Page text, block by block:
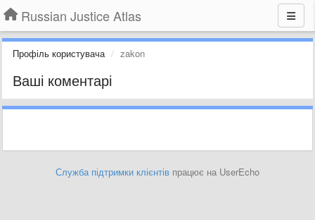
Russian Justice Atlas
Профіль користувача zakon
Ваші коментарі
Служба підтримки клієнтів працює на UserEcho